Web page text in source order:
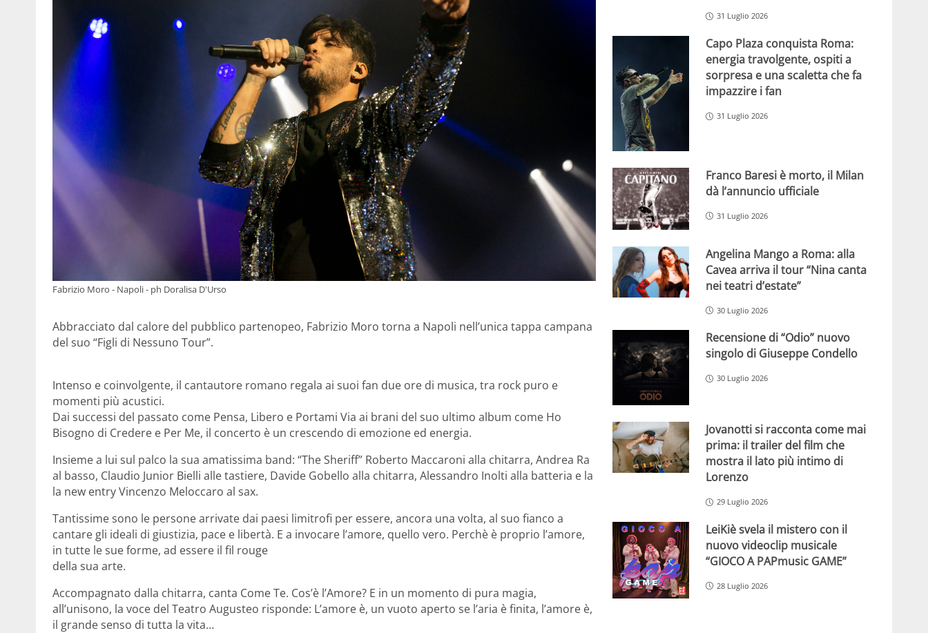
Fabrizio Moro - Napoli - ph Doralisa D'Urso
Abbracciato dal calore del pubblico partenopeo, Fabrizio Moro torna a Napoli nell’unica tappa campana
del suo “Figli di Nessuno Tour”.
Intenso e coinvolgente, il cantautore romano regala ai suoi fan due ore di musica, tra rock puro e
momenti più acustici.
Dai successi del passato come Pensa, Libero e Portami Via ai brani del suo ultimo album come Ho
Bisogno di Credere e Per Me, il concerto è un crescendo di emozione ed energia.
Insieme a lui sul palco la sua amatissima band: “The Sheriff” Roberto Maccaroni alla chitarra, Andrea Ra
al basso, Claudio Junior Bielli alle tastiere, Davide Gobello alla chitarra, Alessandro Inolti alla batteria e la
la new entry Vincenzo Meloccaro al sax.
Tantissime sono le persone arrivate dai paesi limitrofi per essere, ancora una volta, al suo fianco a
cantare gli ideali di giustizia, pace e libertà. E a invocare l’amore, quello vero. Perchè è proprio l’amore,
in tutte le sue forme, ad essere il fil rouge
della sua arte.
Accompagnato dalla chitarra, canta Come Te. Cos’è l’Amore? E in un momento di pura magia,
all’unisono, la voce del Teatro Augusteo risponde: L’amore è, un vuoto aperto se l’aria è finita, l’amore è,
il grande senso di tutta la vita…
31 Luglio 2026
Capo Plaza conquista Roma:
energia travolgente, ospiti a
sorpresa e una scaletta che fa
impazzire i fan
31 Luglio 2026
Franco Baresi è morto, il Milan
dà l’annuncio ufficiale
31 Luglio 2026
Angelina Mango a Roma: alla
Cavea arriva il tour “Nina canta
nei teatri d’estate”
30 Luglio 2026
Recensione di “Odio” nuovo
singolo di Giuseppe Condello
30 Luglio 2026
Jovanotti si racconta come mai
prima: il trailer del film che
mostra il lato più intimo di
Lorenzo
29 Luglio 2026
LeiKiè svela il mistero con il
nuovo videoclip musicale
“GIOCO A PAPmusic GAME”
28 Luglio 2026